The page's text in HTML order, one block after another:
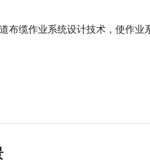
布缆作业系统设计技术，使作业